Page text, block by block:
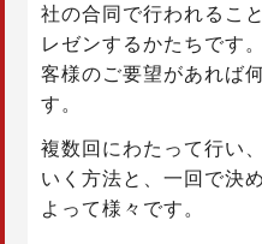
社の合同で行われるこ
レゼンするかたちです
客様のご要望があれば
す。
複数回にわたって行い
いく方法と、一回で決
よって様々です。